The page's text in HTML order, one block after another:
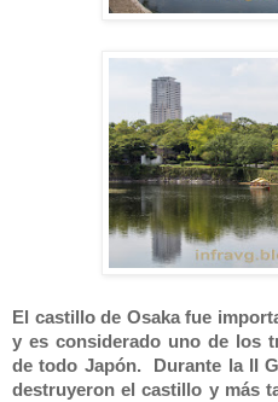
El castillo de Osaka fue
y es considerado uno de los
de todo Japón. Durante la II
destruyeron el castillo y más